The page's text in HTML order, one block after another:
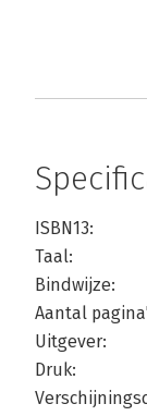
ISBN13:
Taal:
Bindwijze:
Aantal
Uitgever:
Druk: